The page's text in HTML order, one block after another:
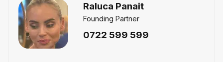
Raluca Panait
Founding Partner
0722 599 599